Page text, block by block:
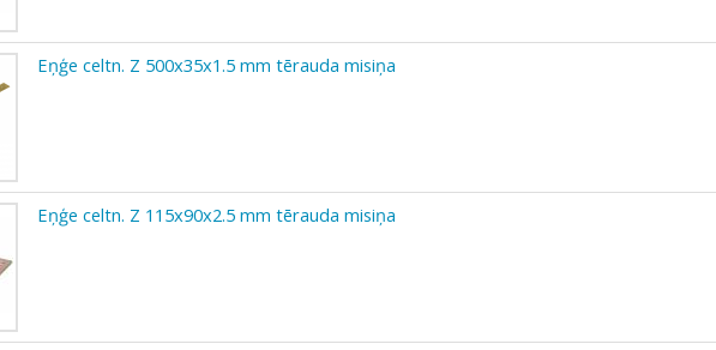
Eņģe celtn. Z 500x35x1.5 mm tērauda misiņa
Eņģe celtn. Z 115x90x2.5 mm tērauda misiņa